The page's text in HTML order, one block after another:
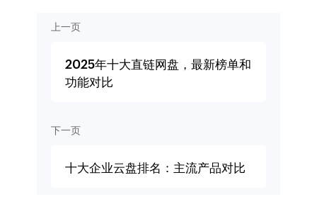
上一页
2025年十大直链网盘，最新榜单和
功能对比
下一页
十大企业云盘排名：主流产品对比